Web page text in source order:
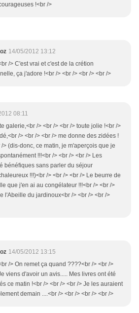
!<br />
14/05/2012 13:12
/> C'est vrai et c'est de la crétion
ça j'adore !<br /> <br /> <br /> <br />
08:11
galerie,<br /> <br /> <br /> toute jolie !<br />
/> <br /> <br /> me donne des zidées !
/> (dis-donc, ce matin, je m'aperçois que je
!!!<br /> <br /> <br /> Les
bénéfiques sans parler du séjour
!!!)<br /> <br /> <br /> Le beurre de
que j'en ai au congélateur !!!<br /> <br />
l'Abeille du jardinoux<br /> <br /> <br />
14/05/2012 13:15
/> On remet ça quand ????<br /> <br />
viens d'avoir un avis..... Mes livres ont été
ce matin !<br /> <br /> <br /> Je les auraient
demain ....<br /> <br /> <br /> <br />